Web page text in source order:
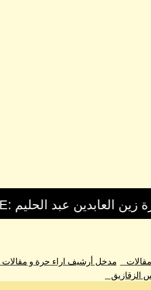
مدخل أرشيف اراء حرة و مقالات
الزقازيق